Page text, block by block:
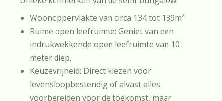
Woonoppervlakte van circa 134 tot 139m²
Ruime open leefruimte: Geniet van een
indrukwekkende open leefruimte van 10
meter diep.
Keuzevrijheid: Direct kiezen voor
levensloopbestendig of alvast alles
voorbereiden voor de toekomst, maar